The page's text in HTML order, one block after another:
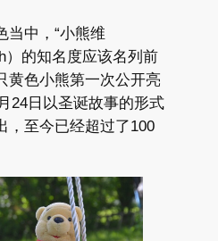
当中，“小熊维
）的知名度应该名列前
黄色小熊第一次公开亮
24日以圣诞故事的形式
，至今已经超过了100